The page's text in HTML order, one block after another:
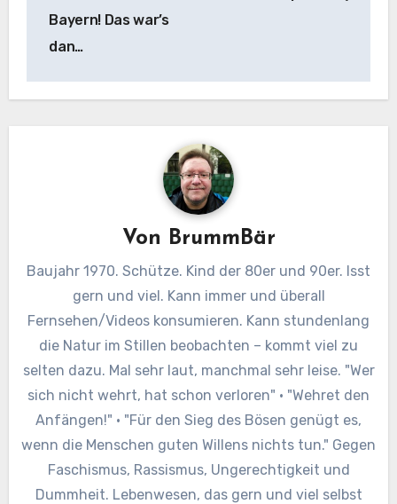
Bayern! Das war’s
dan…
Von BrummBär
Baujahr 1970. Schütze. Kind der 80er und 90er. Isst
gern und viel. Kann immer und überall
Fernsehen/Videos konsumieren. Kann stundenlang
die Natur im Stillen beobachten – kommt viel zu
selten dazu. Mal sehr laut, manchmal sehr leise. "Wer
sich nicht wehrt, hat schon verloren" · "Wehret den
Anfängen!" · "Für den Sieg des Bösen genügt es,
wenn die Menschen guten Willens nichts tun." Gegen
Faschismus, Rassismus, Ungerechtigkeit und
Dummheit. Lebenwesen, das gern und viel selbst